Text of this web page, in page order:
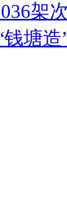
架
塘